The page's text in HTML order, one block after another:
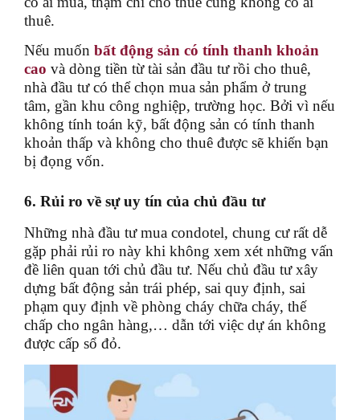
thuê.
Nếu muốn bất động sản có tính thanh khoản
cao và dòng tiền từ tài sản đầu tư rồi cho thuê,
nhà đầu tư có thể chọn mua sản phẩm ở trung
tâm, gần khu công nghiệp, trường học. Bởi vì nếu
không tính toán kỹ, bất động sản có tính thanh
khoản thấp và không cho thuê được sẽ khiến bạn
bị đọng vốn.
6. Rủi ro về sự uy tín của chủ đầu tư
Những nhà đầu tư mua condotel, chung cư rất dễ
gặp phải rủi ro này khi không xem xét những vấn
đề liên quan tới chủ đầu tư. Nếu chủ đầu tư xây
dựng bất động sản trái phép, sai quy định, sai
phạm quy định về phòng cháy chữa cháy, thế
chấp cho ngân hàng,… dẫn tới việc dự án không
được cấp sổ đỏ.